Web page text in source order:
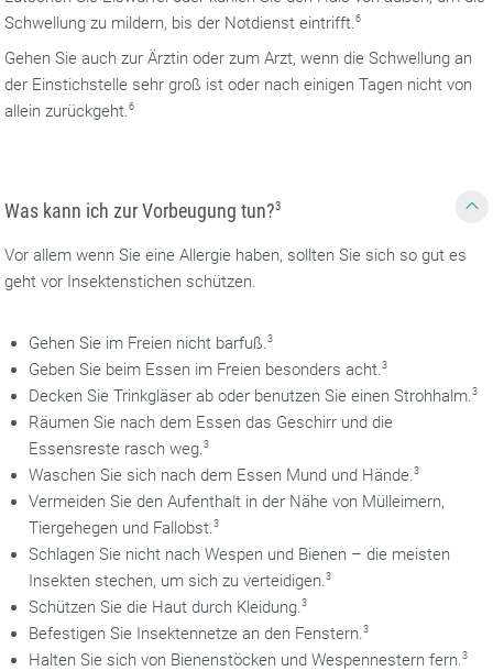
Schwellung zu mildern, bis der Notdienst eintrifft.6
Gehen Sie auch zur Ärztin oder zum Arzt, wenn die Schwellung an
der Einstichstelle sehr groß ist oder nach einigen Tagen nicht von
allein zurückgeht.6
Was kann ich zur Vorbeugung tun?3
Vor allem wenn Sie eine Allergie haben, sollten Sie sich so gut es
geht vor Insektenstichen schützen.
Gehen Sie im Freien nicht barfuß.3
Geben Sie beim Essen im Freien besonders acht.3
Decken Sie Trinkgläser ab oder benutzen Sie einen Strohhalm.3
Räumen Sie nach dem Essen das Geschirr und die
Essensreste rasch weg.3
Waschen Sie sich nach dem Essen Mund und Hände.3
Vermeiden Sie den Aufenthalt in der Nähe von Mülleimern,
Tiergehegen und Fallobst.3
Schlagen Sie nicht nach Wespen und Bienen – die meisten
Insekten stechen, um sich zu verteidigen.3
Schützen Sie die Haut durch Kleidung.3
Befestigen Sie Insektennetze an den Fenstern.3
Halten Sie sich von Bienenstöcken und Wespennestern fern.3